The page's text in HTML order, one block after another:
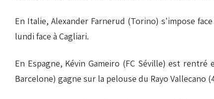
En Italie, Alexander Farnerud (Torino) s'impose
lundi face à Cagliari.
En Espagne, Kévin Gameiro (FC Séville) est
Barcelone) gagne sur la pelouse du Rayo Vallecano